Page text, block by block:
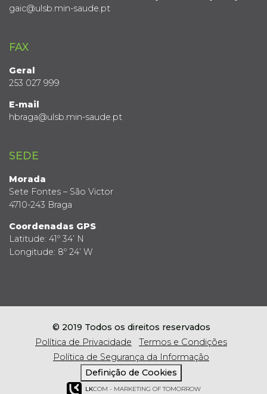
gaic@ulsb.min-saude.pt
FAX
Geral
253 027 999
E-mail
hbraga@ulsb.min-saude.pt
SEDE
Morada
Sete Fontes – São Victor
4710-243 Braga
Coordenadas GPS
Latitude: 41º 34’ N
Longitude: 8º 24’ W
© 2019 Todos os direitos reservados
Política de Privacidade
Termos e Condições
Política de Segurança da Informação
Definição de Cookies
LKCOM - MARKETING OF TOMORROW